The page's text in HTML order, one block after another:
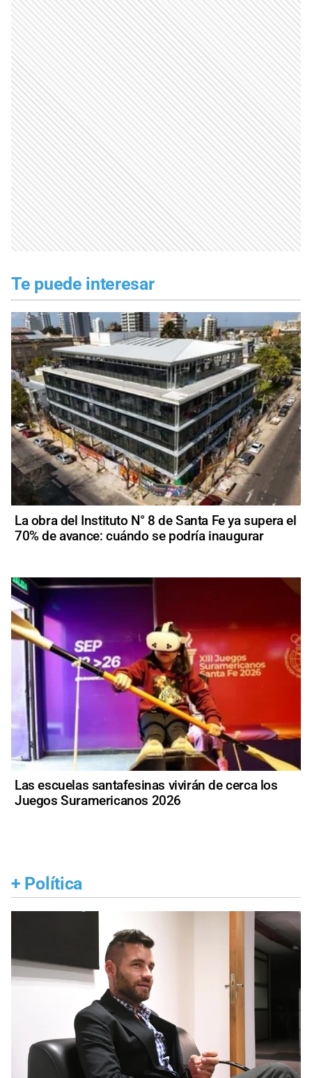
Te puede interesar
La obra del Instituto N° 8 de Santa Fe ya supera el
70% de avance: cuándo se podría inaugurar
Las escuelas santafesinas vivirán de cerca los
Juegos Suramericanos 2026
+ Política